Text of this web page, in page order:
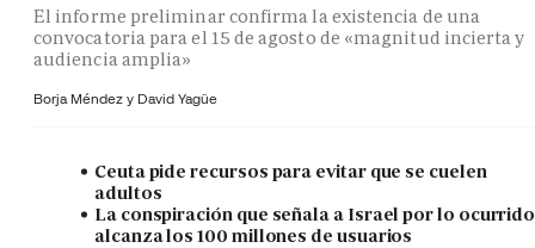
El informe preliminar confirma la existencia de una
convocatoria para el 15 de agosto de «magnitud incierta y
audiencia amplia»
Borja Méndez y David Yagüe
Ceuta pide recursos para evitar que se cuelen
adultos
La conspiración que señala a Israel por lo ocurrido
alcanza los 100 millones de usuarios